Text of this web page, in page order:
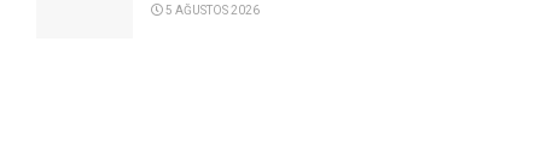
5 AĞUSTOS 2026